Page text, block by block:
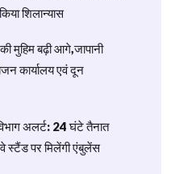
शिलान्यास
मुहिम बढ़ी आगे,जापानी
कार्यालय एवं दून
अलर्ट: 24 घंटे तैनात
स्टैंड पर मिलेंगी एंबुलेंस